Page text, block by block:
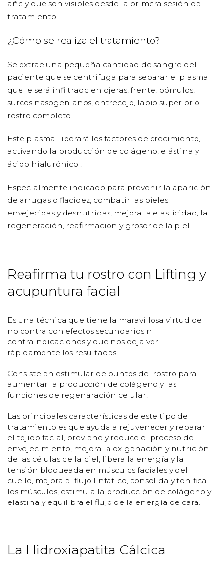
año y que son visibles desde la primera sesión del
tratamiento.
¿Cómo se realiza el tratamiento?
Se extrae una pequeña cantidad de sangre del
paciente que se centrifuga para separar el plasma
que le será infiltrado en ojeras, frente, pómulos,
surcos nasogenianos, entrecejo, labio superior o
rostro completo.
Este plasma. liberará los factores de crecimiento,
activando la producción de colágeno, elástina y
ácido hialurónico .
Especialmente indicado para prevenir la aparición
de arrugas o flacidez, combatir las pieles
envejecidas y desnutridas, mejora la elasticidad, la
regeneración, reafirmación y grosor de la piel.
Reafirma tu rostro con Lifting y
acupuntura facial
Es una técnica que tiene la maravillosa virtud de
no contra con efectos secundarios ni
contraindicaciones y que nos deja ver
rápidamente los resultados.
Consiste en estimular de puntos del rostro para
aumentar la producción de colágeno y las
funciones de regenaración celular.
Las principales características de este tipo de
tratamiento es que ayuda a rejuvenecer y reparar
el tejido facial, previene y reduce el proceso de
envejecimiento, mejora la oxigenación y nutrición
de las células de la piel, libera la energía y la
tensión bloqueada en músculos faciales y del
cuello, mejora el flujo linfático, consolida y tonifica
los músculos, estimula la producción de colágeno y
elastina y equilibra el flujo de la energía de cara.
La Hidroxiapatita Cálcica